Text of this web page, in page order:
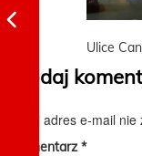
Ulice
Dodaj
Twój adres e-mail
Komentarz*